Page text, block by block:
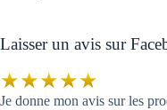
Laisser un avis sur
★★★★★
Je donne mon avis sur les